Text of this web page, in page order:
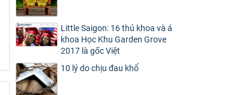
Little Saigon: 16 thủ khoa và á
khoa Học Khu Garden Grove
2017 là gốc Việt
10 lý do chịu đau khổ